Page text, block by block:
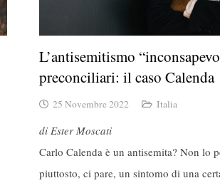
L’antisemitismo
preconciliari: il caso Calenda
25 Novembre 2022 Italia
di Ester Moscati
Carlo Calenda è un antisemita? Non lo
piuttosto, ci pare, un sintomo di una